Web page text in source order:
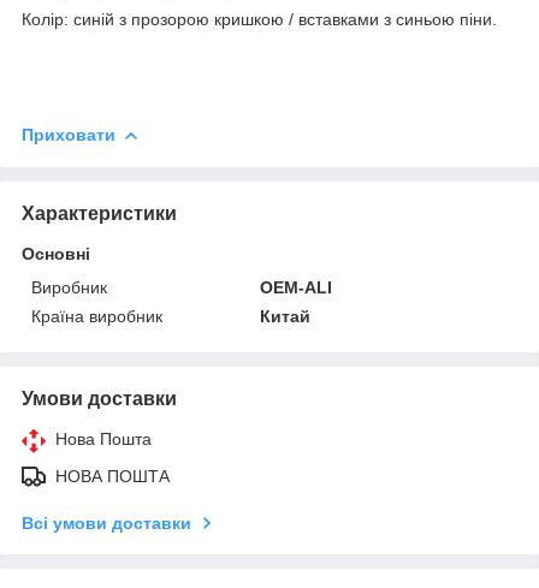
Колір: синій з прозорою кришкою / вставками з синьою піни.
Приховати
Характеристики
Основні
Виробник
OEM-ALI
Країна виробник
Китай
Умови доставки
Нова Пошта
НОВА ПОШТА
Всі умови доставки